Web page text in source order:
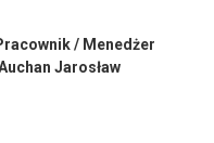
/ Menedżer
Jarosław